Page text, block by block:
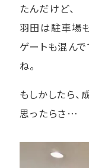
たんだけど、
羽田は駐車場
ゲートも混ん
ね。
もしかしたら
思ったらさ…